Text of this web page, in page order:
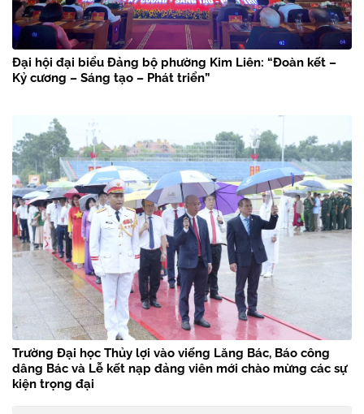
Đại hội đại biểu Đảng bộ phường Kim Liên: “Đoàn kết –
Kỷ cương – Sáng tạo – Phát triển”
Trường Đại học Thủy lợi vào viếng Lăng Bác, Báo công
dâng Bác và Lễ kết nạp đảng viên mới chào mừng các sự
kiện trọng đại